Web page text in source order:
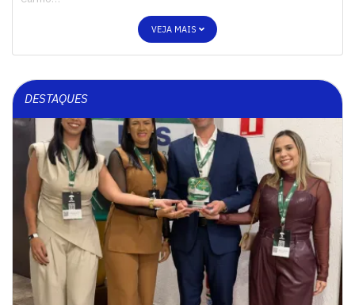
VEJA MAIS
DESTAQUES